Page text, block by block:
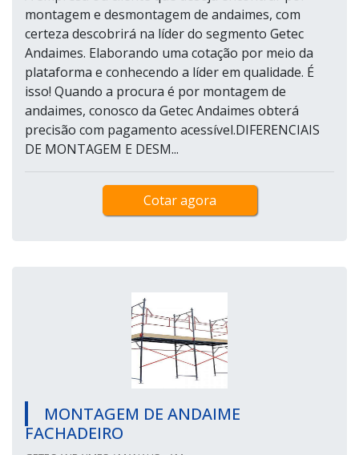
montagem e desmontagem de andaimes, com
certeza descobrirá na líder do segmento Getec
Andaimes. Elaborando uma cotação por meio da
plataforma e conhecendo a líder em qualidade. É
isso! Quando a procura é por montagem de
andaimes, conosco da Getec Andaimes obterá
precisão com pagamento acessível.DIFERENCIAIS
DE MONTAGEM E DESM...
Cotar agora
MONTAGEM DE ANDAIME
FACHADEIRO